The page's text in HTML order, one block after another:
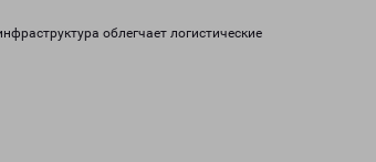
облегчает логистические